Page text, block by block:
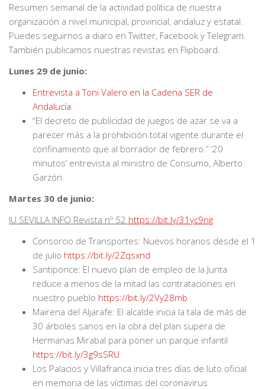
Resumen semanal de la actividad política de nuestra
organización a nivel municipal, provincial, andaluz y estatal.
Puedes seguirnos a diaro en Twitter, Facebook y Telegram.
También publicamos nuestras revistas en Flipboard.
Lunes 29 de junio:
Entrevista a Toni Valero en la Cadena SER de
Andalucía
“El decreto de publicidad de juegos de azar se va a
parecer más a la prohibición total vigente durante el
confinamiento que al borrador de febrero.” ‘20
minutos’ entrevista al ministro de Consumo, Alberto
Garzón.
Martes 30 de junio:
IU SEVILLA INFO Revista nº 52 https://bit.ly/31yc9ng
Consorcio de Transportes: Nuevos horarios desde el 1
de julio https://bit.ly/2Zqsxnd
Santiponce: El nuevo plan de empleo de la Junta
reduce a menos de la mitad las contrataciones en
nuestro pueblo https://bit.ly/2Vy28mb
Mairena del Aljarafe: El alcalde inicia la tala de más de
30 árboles sanos en la obra del plan supera de
Hermanas Mirabal para poner un parque infantil
https://bit.ly/3g9sSRU
Los Palacios y Villafranca inicia tres días de luto oficial
en memoria de las víctimas del coronavirus